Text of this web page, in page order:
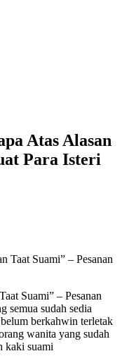
Atas Alasan
Para Isteri
Suami” – Pesanan
semua sudah sedia
berkahwin terletak
wanita yang sudah
kaki suami